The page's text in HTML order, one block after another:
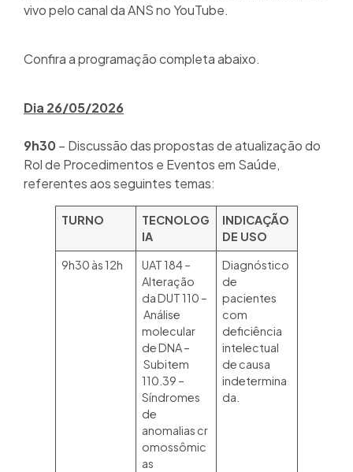
vivo pelo canal da ANS no YouTube.
Confira a programação completa abaixo.
Dia 26/05/2026
9h30 – Discussão das propostas de atualização do
Rol de Procedimentos e Eventos em Saúde,
referentes aos seguintes temas:
TURNO
TECNOLOG
IA
INDICAÇÃO
DE USO
9h30 às 12h
UAT 184 –
Alteração
da DUT 110 –
Análise
molecular
de DNA –
Subitem
110.39 –
Síndromes
de
anomalias cr
omossômic
as
Diagnóstico
de
pacientes
com
deficiência
intelectual
de causa
indetermina
da.